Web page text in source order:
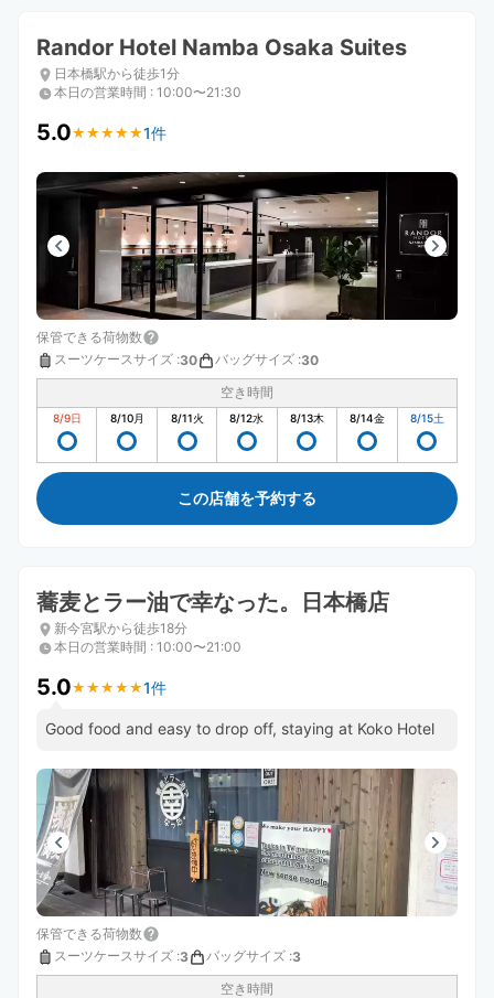
Randor Hotel Namba Osaka Suites
日本橋駅から徒歩1分
本日の営業時間 : 10:00〜21:30
5.0★ ★ ★ ★ ★
★ ★ ★ ★ ★1件
保管できる荷物数
スーツケースサイズ :30 バッグサイズ :30
空き時間
8/9日 8/10月 8/11火 8/12水 8/13木 8/14金 8/15土
この店舗を予約する
蕎麦とラー油で幸なった。日本橋店
新今宮駅から徒歩18分
本日の営業時間 : 10:00〜21:00
5.0★ ★ ★ ★ ★
★ ★ ★ ★ ★1件
Good food and easy to drop off, staying at Koko Hotel
保管できる荷物数
スーツケースサイズ :3 バッグサイズ :3
空き時間